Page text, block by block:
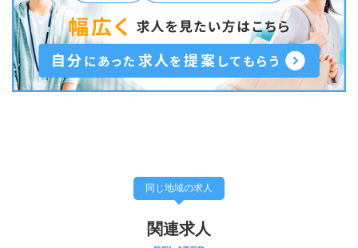
同じ地域の求人
関連求人